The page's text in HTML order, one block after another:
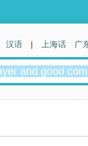
汉语 | 上海话 广